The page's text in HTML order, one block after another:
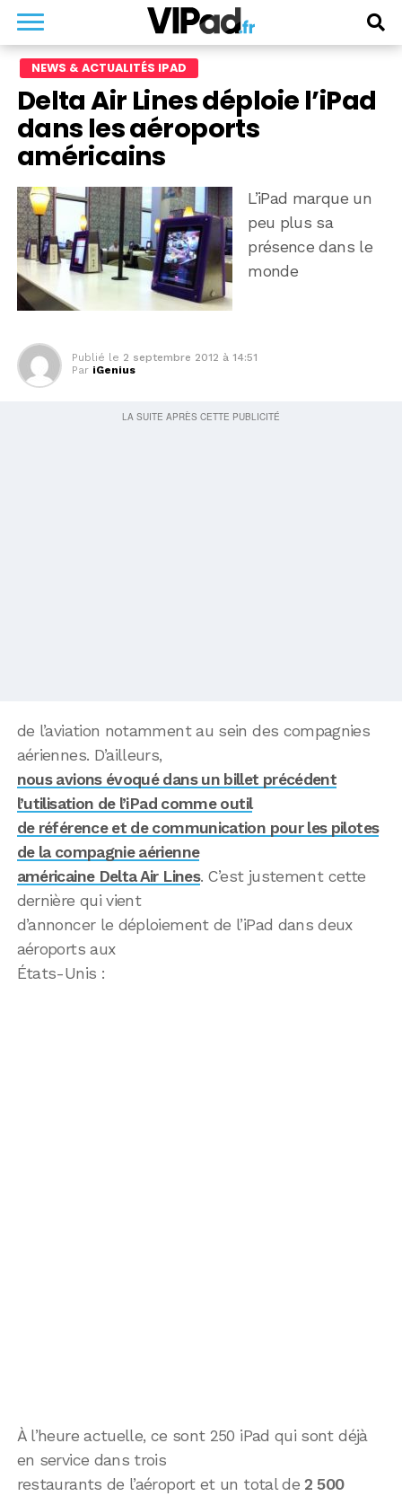
NEWS & ACTUALITÉS IPAD
Delta Air Lines déploie l’iPad
dans les aéroports
américains
L’iPad marque un
peu plus sa
présence dans le
monde
Publié le 2 septembre 2012 à 14:51
Par iGenius
de l’aviation notamment au sein des compagnies
aériennes. D’ailleurs,
nous avions évoqué dans un billet précédent
l’utilisation de l’iPad comme outil
de référence et de communication pour les pilotes
de la compagnie aérienne
américaine Delta Air Lines. C’est justement cette
dernière qui vient
d’annoncer le déploiement de l’iPad dans deux
aéroports aux
États-Unis :
À l’heure actuelle, ce sont 250 iPad qui sont déjà
en service dans trois
restaurants de l’aéroport et un total de2 500